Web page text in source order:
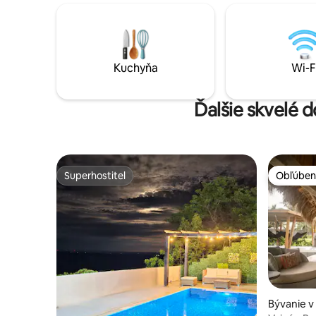
stolovanie pod šírym nebom a tiché
západy slnka. Táto vila s moderným
pohodlím, ako je vysokorýchlostné Wi-Fi
a plne vybavená kuchyňa, ponúka
páry,
(s
priateľov
Kuchyňa Wi-
Ďalšie skvelé
Superhostiteľ
Superhostiteľ
Bývanie